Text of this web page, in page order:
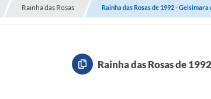
Rainha das Rosas Rainha das Rosas de 1992 - Geisimara
Rainha das Rosas de